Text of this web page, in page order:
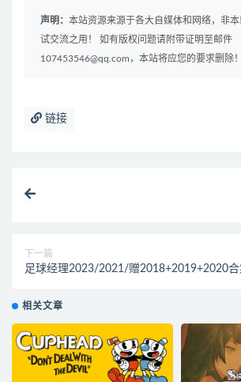
声明： 本站资源来源于各大自媒体和网络，非
试交流之用！ 如有版权问题请附带证明至邮件
107453546@qq.com，本站将应您的要求删除！
链接
下一篇
足球经理2023/2021/赠2018+2019+2020合
相关文章